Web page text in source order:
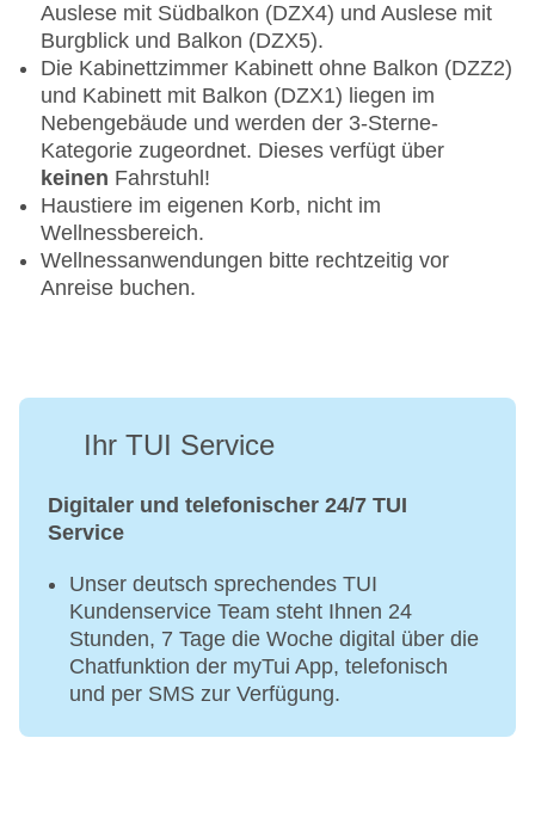
Auslese mit Südbalkon (DZX4) und Auslese mit
Burgblick und Balkon (DZX5).
Die Kabinettzimmer Kabinett ohne Balkon (DZZ2)
und Kabinett mit Balkon (DZX1) liegen im
Nebengebäude und werden der 3-Sterne-
Kategorie zugeordnet. Dieses verfügt über
keinen Fahrstuhl!
Haustiere im eigenen Korb, nicht im
Wellnessbereich.
Wellnessanwendungen bitte rechtzeitig vor
Anreise buchen.
Ihr TUI Service
Digitaler und telefonischer 24/7 TUI
Service
Unser deutsch sprechendes TUI
Kundenservice Team steht Ihnen 24
Stunden, 7 Tage die Woche digital über die
Chatfunktion der myTui App, telefonisch
und per SMS zur Verfügung.